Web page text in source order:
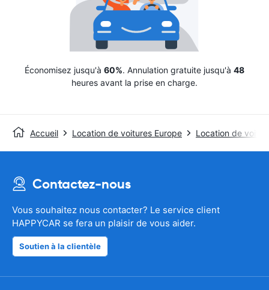
Économisez jusqu'à 60%. Annulation gratuite jusqu'à 48
heures avant la prise en charge.
Accueil Location de voitures Europe Location de
Contactez-nous
Vous souhaitez nous contacter? Le service client
HAPPYCAR se fera un plaisir de vous aider.
Soutien à la clientèle